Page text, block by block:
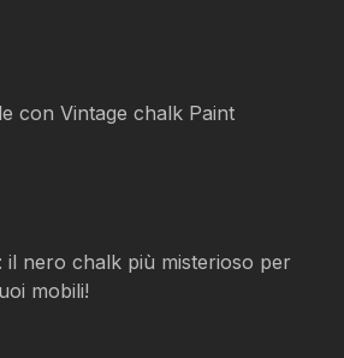
con Vintage chalk Paint
il nero chalk più misterioso per
mobili!